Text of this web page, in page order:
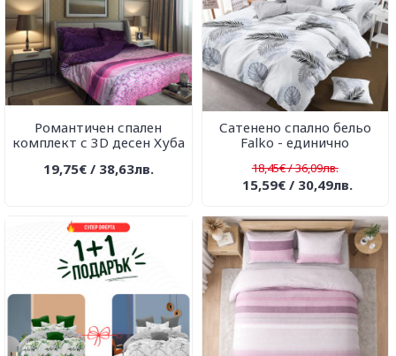
Романтичен спален
комплект с 3D десен Хуба
19,75€ / 38,63лв.
Сатенено спално бельо
Falko - единично
18,45€ / 36,09лв.
15,59€ / 30,49лв.